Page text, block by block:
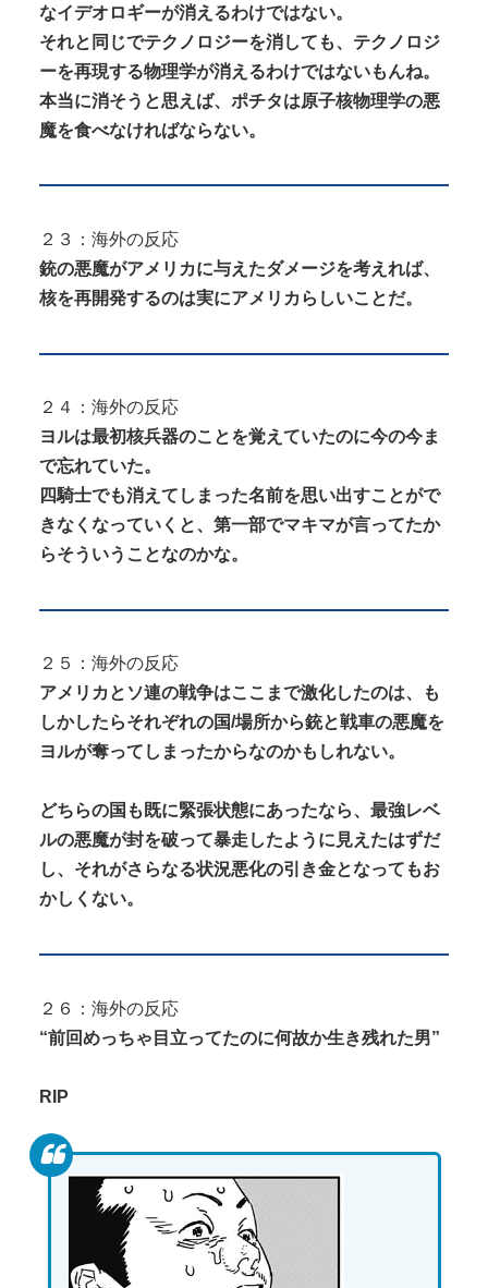
なイデオロギーが消えるわけではない。
それと同じでテクノロジーを消しても、テクノロジ
ーを再現する物理学が消えるわけではないもんね。
本当に消そうと思えば、ポチタは原子核物理学の悪
魔を食べなければならない。
２３：海外の反応
銃の悪魔がアメリカに与えたダメージを考えれば、
核を再開発するのは実にアメリカらしいことだ。
２４：海外の反応
ヨルは最初核兵器のことを覚えていたのに今の今ま
で忘れていた。
四騎士でも消えてしまった名前を思い出すことがで
きなくなっていくと、第一部でマキマが言ってたか
らそういうことなのかな。
２５：海外の反応
アメリカとソ連の戦争はここまで激化したのは、も
しかしたらそれぞれの国/場所から銃と戦車の悪魔を
ヨルが奪ってしまったからなのかもしれない。
どちらの国も既に緊張状態にあったなら、最強レベ
ルの悪魔が封を破って暴走したように見えたはずだ
し、それがさらなる状況悪化の引き金となってもお
かしくない。
２６：海外の反応
“前回めっちゃ目立ってたのに何故か生き残れた男”
RIP